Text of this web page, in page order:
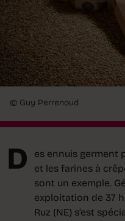
© Guy Perrenoud
D
es ennuis germent
et les farines à
sont un exemple.
exploitation de 37
Ruz (NE) s’est